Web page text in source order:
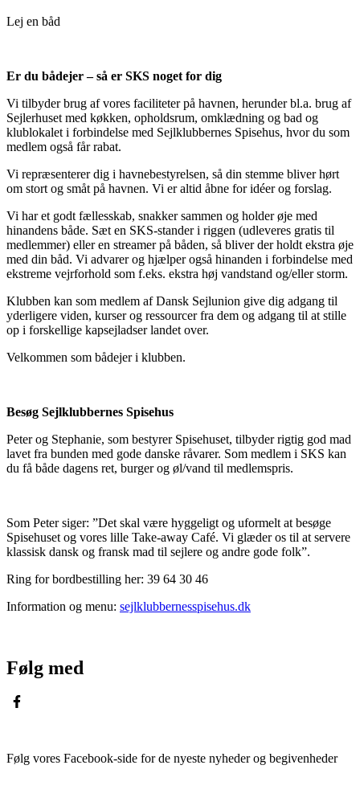
Lej en båd
Er du bådejer – så er SKS noget for dig
Vi tilbyder brug af vores faciliteter på havnen, herunder bl.a. brug af
Sejlerhuset med køkken, opholdsrum, omklædning og bad og
klublokalet i forbindelse med Sejlklubbernes Spisehus, hvor du som
medlem også får rabat.
Vi repræsenterer dig i havnebestyrelsen, så din stemme bliver hørt
om stort og småt på havnen. Vi er altid åbne for idéer og forslag.
Vi har et godt fællesskab, snakker sammen og holder øje med
hinandens både. Sæt en SKS-stander i riggen (udleveres gratis til
medlemmer) eller en streamer på båden, så bliver der holdt ekstra øje
med din båd. Vi advarer og hjælper også hinanden i forbindelse med
ekstreme vejrforhold som f.eks. ekstra høj vandstand og/eller storm.
Klubben kan som medlem af Dansk Sejlunion give dig adgang til
yderligere viden, kurser og ressourcer fra dem og adgang til at stille
op i forskellige kapsejladser landet over.
Velkommen som bådejer i klubben.
Besøg Sejlklubbernes Spisehus
Peter og Stephanie, som bestyrer Spisehuset, tilbyder rigtig god mad
lavet fra bunden med gode danske råvarer. Som medlem i SKS kan
du få både dagens ret, burger og øl/vand til medlemspris.
Som Peter siger: ”Det skal være hyggeligt og uformelt at besøge
Spisehuset og vores lille Take-away Café. Vi glæder os til at servere
klassisk dansk og fransk mad til sejlere og andre gode folk”.
Ring for bordbestilling her: 39 64 30 46
Information og menu: sejlklubbernesspisehus.dk
Følg med
Følg vores Facebook-side for de nyeste nyheder og begivenheder